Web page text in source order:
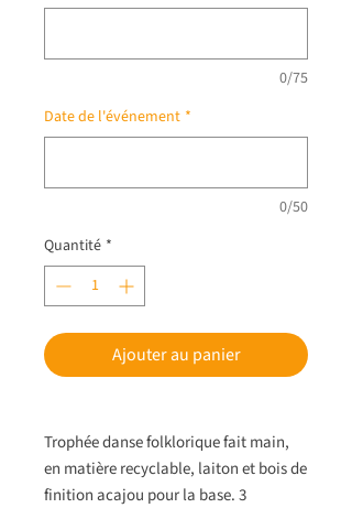
0/75
Date de l'événement *
0/50
Quantité *
Ajouter au panier
Trophée danse folklorique fait main,
en matière recyclable, laiton et bois de
finition acajou pour la base. 3